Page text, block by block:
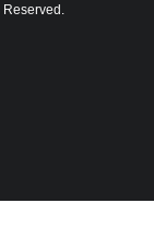
Reserved.